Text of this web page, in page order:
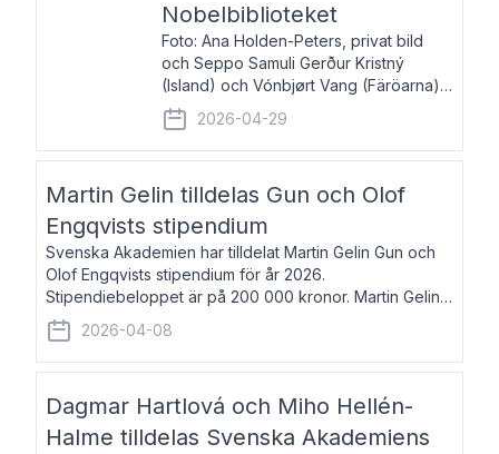
Nobelbiblioteket
Foto: Ana Holden-Peters, privat bild
och Seppo Samuli Gerður Kristný
(Island) och Vónbjørt Vang (Färöarna)
läser ur sina verk och samtalar med
John Swedenmark. De läser upp på
färöiska, isländska och svenska och
2026-04-29
Martin Gelin tilldelas Gun och Olof
Engqvists stipendium
Svenska Akademien har tilldelat Martin Gelin Gun och
Olof Engqvists stipendium för år 2026.
Stipendiebeloppet är på 200 000 kronor. Martin Gelin,
född 1978, är journalist och författare. Han lever
numera i Paris men var under många år bosat
2026-04-08
Dagmar Hartlová och Miho Hellén-
Halme tilldelas Svenska Akademiens